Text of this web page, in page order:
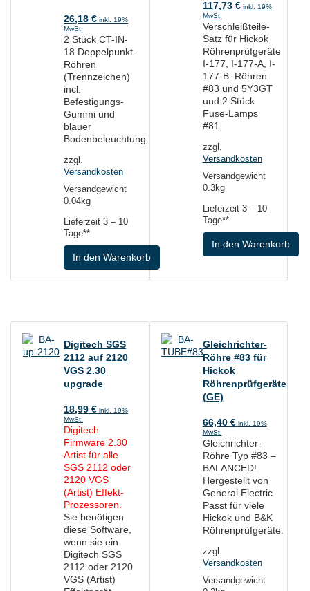
26,18 € inkl. 19%
MwSt.
2 Stück CT-IN-
18 Doppelpunkt-
Röhren
(Trennzeichen)
incl.
Befestigungs-
Gummi und
blauer
Bodenbeleuchtung.
zzgl.
Versandkosten
Versandgewicht
0.04kg
Lieferzeit 3 – 10
Tage**
In den Warenkorb
117,73 € inkl. 19%
MwSt.
Verschleißteile-
Satz für Hickok
Röhrenprüfgeräte
I-177, I-177-A, I-
177-B: Röhren
#83 und 5Y3GT
und 2 Stück
Fuse-Lamps
#81.
zzgl.
Versandkosten
Versandgewicht
0.3kg
Lieferzeit 3 – 10
Tage**
In den Warenkorb
Digitech SGS
2112 auf 2120
VGS 2.30
upgrade
18,99 € inkl. 19%
MwSt.
Digitech
Firmware 2.30
Artist für alle
SGS 2112 oder
2120 VGS
(Artist) Effekt-
Prozessoren.
Sie benötigen
diese Software,
wenn sie ein
Digitech SGS
2112 oder 2120
VGS (Artist)
Gleichrichter-
Röhre #83 für
Hickok
Röhrenprüfgeräte
(GE)
66,40 € inkl. 19%
MwSt.
Gleichrichter-
Röhre Typ #83 –
BALANCED!
Hergestellt von
General Electric.
Passt für viele
Hickok und B&K
Röhrenprüfgeräte.
zzgl.
Versandkosten
Versandgewicht